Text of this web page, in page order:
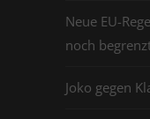
Neue EU-
noch
Joko gegen